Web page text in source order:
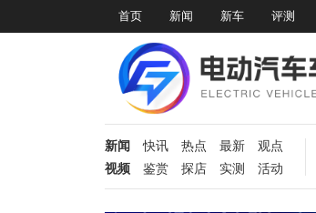
首页 新闻 新车 评测
新闻 快讯 热点 最新
观点
视频
鉴赏 探店 实测 活动